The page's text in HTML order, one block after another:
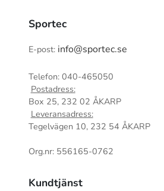
Sportec
E-post: info@sportec.se
Telefon: 040-465050
Postadress:
Box 25, 232 02 ÅKARP
Leveransadress:
Tegelvägen 10, 232 54 ÅKARP
Org.nr: 556165-0762
Kundtjänst